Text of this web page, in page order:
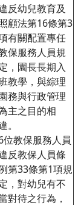
反幼兒教育及
顧法第16條第3
有關配置專任
保服務人員規
，園長長期入
教學，與綜理
務與行政管理
主之目的相
。
位教保服務人員
反教保人員條
第33條第1項規
，對幼兒有不
對待之行為，